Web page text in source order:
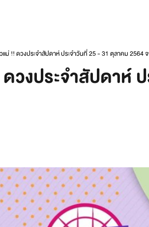
แม่ !! ดวงประจำสัปดาห์ ประจำวันที่ 25 - 31 ตุลาคม 2564
วงประจำสัปดาห์